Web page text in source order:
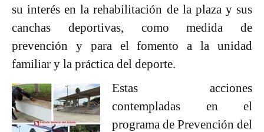
su interés en la rehabilitación de la plaza y sus
canchas deportivas, como medida de
prevención y para el fomento a la unidad
familiar y la práctica del deporte.
Estas acciones
contempladas en el
programa de Prevención del